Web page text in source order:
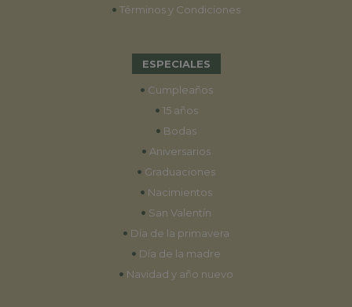
• Términos y Condiciones
ESPECIALES
• Cumpleaños
• 15 años
• Bodas
• Aniversarios
• Graduaciones
• Nacimientos
• San Valentín
• Día de la primavera
• Día de la madre
• Navidad y año nuevo